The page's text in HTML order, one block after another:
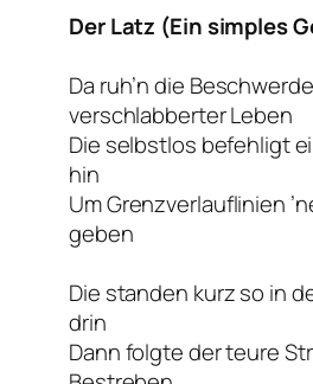
Der Latz (Ein simples
Da ruh’n die
verschlabberter Leben
Die selbstlos befehligt
hin
Um Grenzverlauflinien
geben
Die standen kurz so in
drin
Dann folgte der teure